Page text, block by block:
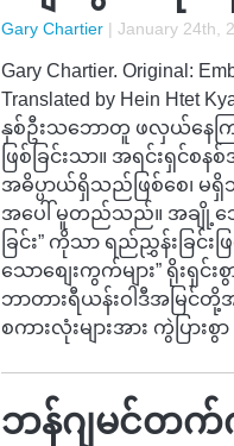
Gary Chartier | January 24th,
Gary Chartier. Original:
Translated by Hein Htet
နှစ်ဦးသဘောတူ ဖလှယ်နေကြ
ဖြစ်ခြင်းသာ။ အရင်းရှင်
အဓိပ္ပာယ်ရှိသည်ဖြစ်စေ၊ မ
အပေါ် မူတည်သည်။ အချို့သ
ခြင်း” ကိုသာ ရည်ညွှန်းခြ
သောစျေးကွက်များ” ရိုးရှ
ဘာတားရီယန်းဝါဒီအမြ
စကားလုံးများအား ကွဲပြာ
ဘန်ဂျမင်တက်